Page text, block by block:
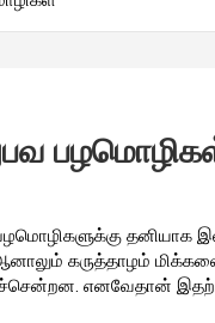
தனியாக
கருத்தாழம்
எனவேதான்